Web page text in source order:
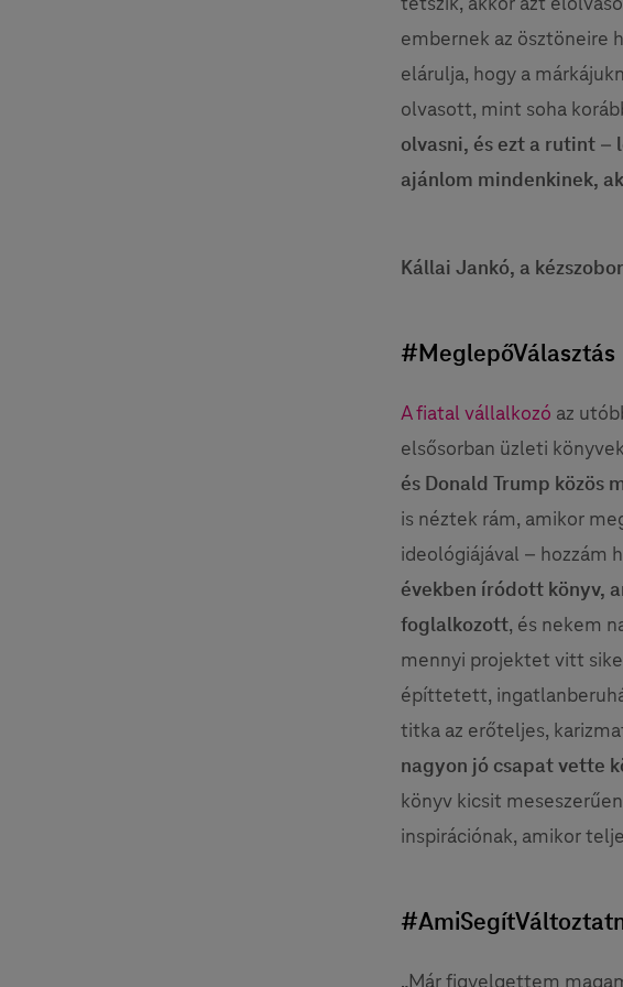
embernek az ösztöneire
elárulja, hogy a
olvasott, mint soha
olvasni, és ezt a rutint –
ajánlom mindenkinek,
Kállai Jankó, a
#MeglepőVálasztás
A fiatal vállalkozó az
elsősorban üzleti
és Donald Trump közös
is néztek rám, amikor
ideológiájával – hozzám
években íródott könyv,
foglalkozott, és nekem
mennyi projektet vitt
építtetett,
titka az erőteljes,
nagyon jó csapat vette
könyv kicsit
inspirációnak, amikor
„Már figyelgettem